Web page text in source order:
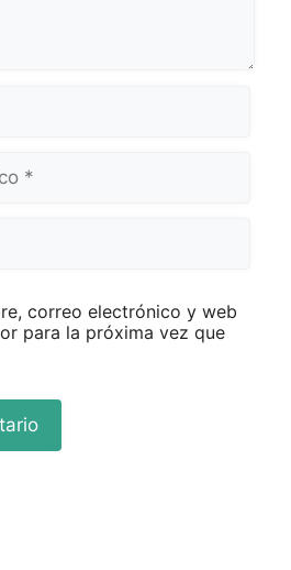
correo electrónico y web
para la próxima vez que